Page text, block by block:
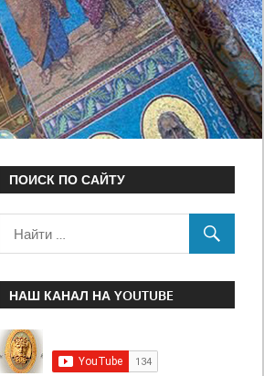
ПОИСК ПО САЙТУ
НАШ КАНАЛ НА YOUTUBE